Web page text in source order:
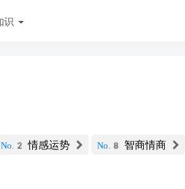
识
No.2 情感运势 No.8 智商情商